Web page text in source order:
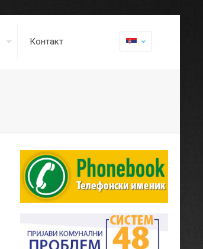
Контакт